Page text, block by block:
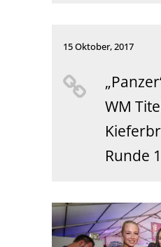
15 Oktober, 2017
WM
Runde